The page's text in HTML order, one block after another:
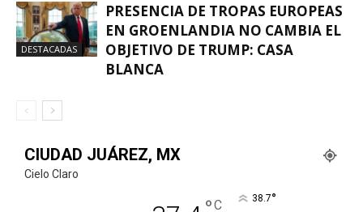
DESTACADAS
PRESENCIA DE TROPAS EUROPEAS
EN GROENLANDIA NO CAMBIA EL
OBJETIVO DE TRUMP: CASA
BLANCA
CIUDAD JUÁREZ, MX
Cielo Claro
C 38.7°